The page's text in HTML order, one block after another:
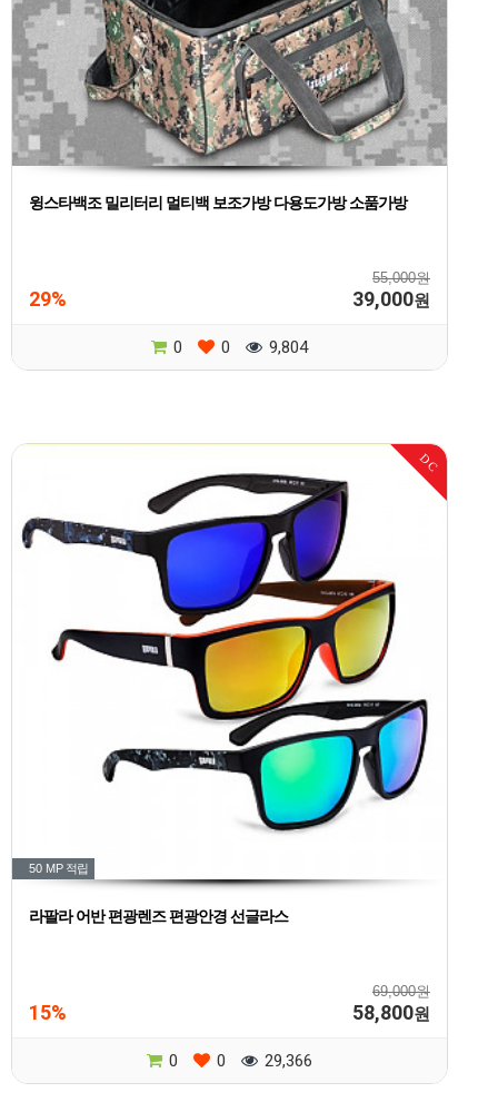
윙스타백조 밀리터리 멀티백 보조가방 다용도가방 소품가방
55,000원
29% 39,000원
0 0 9,804
DC
50 MP 적립
라팔라 어반 편광렌즈 편광안경 선글라스
69,000원
15% 58,800원
0 0 29,366